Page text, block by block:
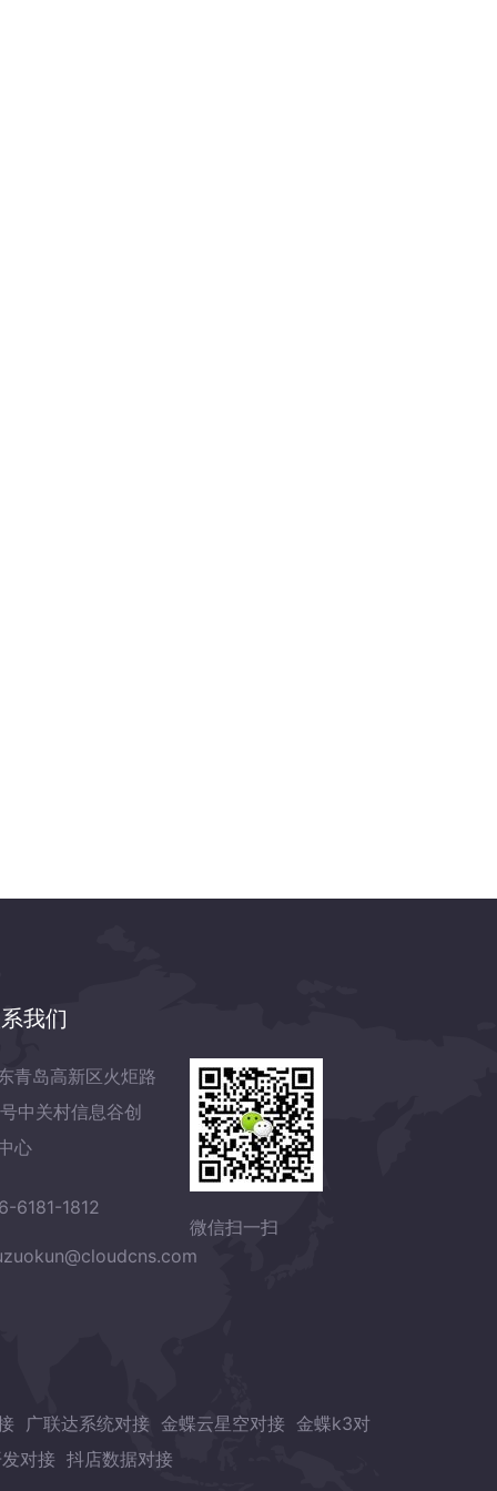
我们
青岛高新区火炬路
中关村信息谷创
心
6181-1812
微信扫一扫
广联达系统对接 金蝶云星空对接 金蝶k3对
对接 抖店数据对接